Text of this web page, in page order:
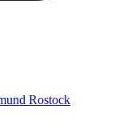
Rostock